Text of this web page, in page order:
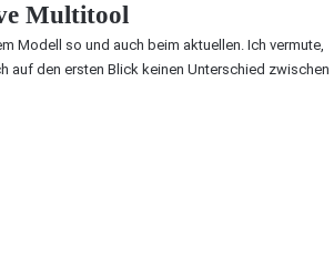
Multitool
Modell so und auch beim aktuellen. Ich vermute,
auf den ersten Blick keinen Unterschied zwischen